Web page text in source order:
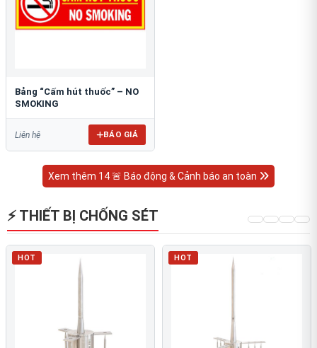
Bảng “Cấm hút thuốc” – NO
SMOKING
Liên hệ BÁO GIÁ
Xem thêm 14 🚨 Báo động & Cảnh báo an toàn
⚡ THIẾT BỊ CHỐNG SÉT
HOT HOT